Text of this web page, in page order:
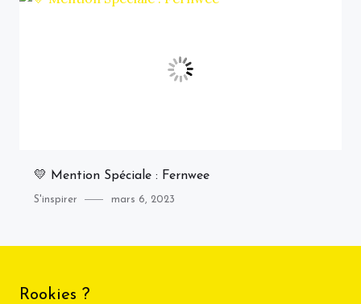
💛 Mention Spéciale : Fernwee
Category
S'inspirer
Posted
mars 6, 2023
Rookies ?